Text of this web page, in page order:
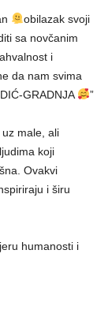
obilazak svoji
sa novčanim
i
da nam svima
GRADNJA
”
male, ali
koji
Ovakvi
i širu
humanosti i